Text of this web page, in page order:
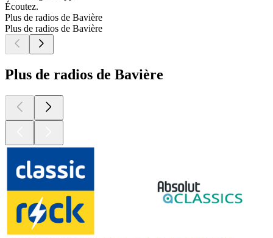
Écoutez.
Plus de radios de Bavière
Plus de radios de Bavière
Plus de radios de Bavière